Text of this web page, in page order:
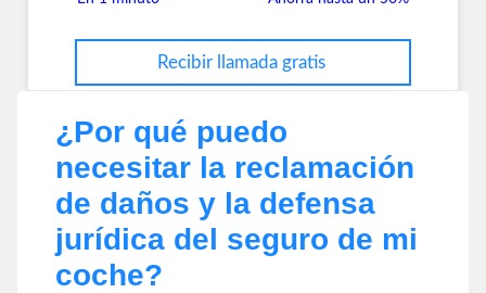
Recibir llamada gratis
¿Por qué puedo
necesitar la reclamación
de daños y la defensa
jurídica del seguro de mi
coche?